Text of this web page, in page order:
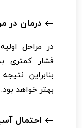
درمان در
در مراحل
فشار کمتری
بنابراین
بهتر خواهد بود.
احتمال